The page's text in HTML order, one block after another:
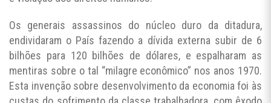
Os generais assassinos do núcleo duro da ditadura,
endividaram o País fazendo a dívida externa subir de 6
bilhões para 120 bilhões de dólares, e espalharam as
mentiras sobre o tal “milagre econômico” nos anos 1970.
Esta invenção sobre desenvolvimento da economia foi às